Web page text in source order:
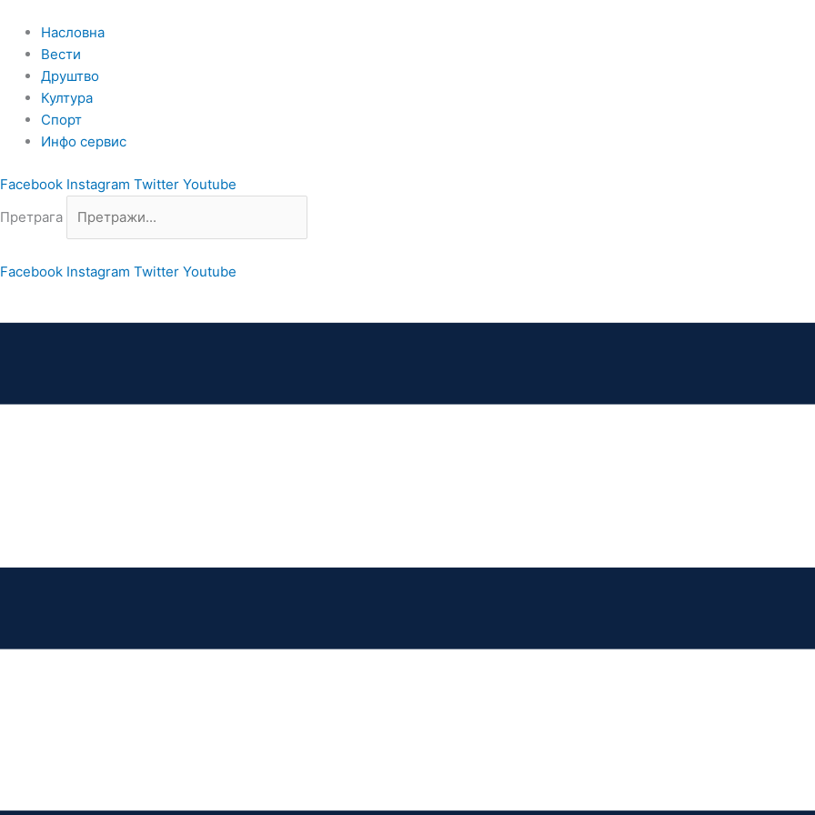
садржај
Насловна
Вести
Друштво
Култура
Спорт
Инфо сервис
Facebook Instagram Twitter Youtube
Претрага
Facebook Instagram Twitter Youtube